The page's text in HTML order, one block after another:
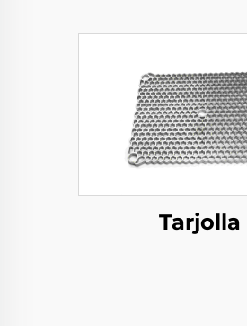
Tarjolla